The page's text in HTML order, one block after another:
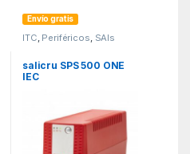
Envío gratis
ITC, Periféricos, SAIs
salicru SPS 500 ONE
IEC